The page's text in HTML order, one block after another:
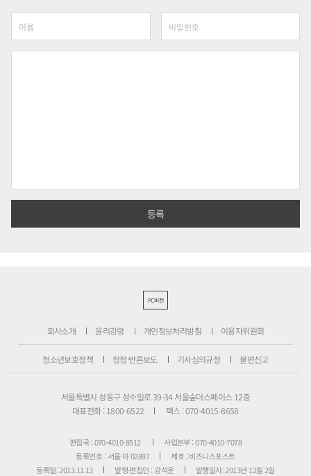
PC버전
회사소개 윤리강령 개인정보처리방침 이용자위원회
청소년보호정책 정정·반론보도 기사심의규정 불편신고
서울특별시 성동구 성수일로 39-34 서울숲더스페이스 12층
대표전화 : 1800-6522
팩스 : 070-4015-8658
편집국 : 070-4010-8512
사업본부 : 070-4010-7078
등록번호 : 서울 아 02897
제호 : 비즈니스포스트
등록일: 2013.11.13
발행·편집인 : 강석운 발행일자: 2013년 12월 2일